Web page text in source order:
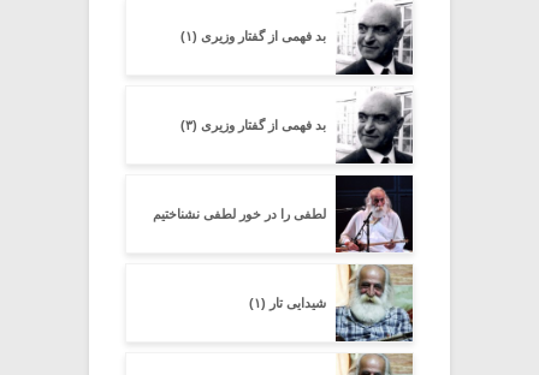
بد فهمی از گفتار وزیری (۱)
بد فهمی از گفتار وزیری (۳)
لطفی را در خور لطفی نشناختیم
شیدایی تار (۱)